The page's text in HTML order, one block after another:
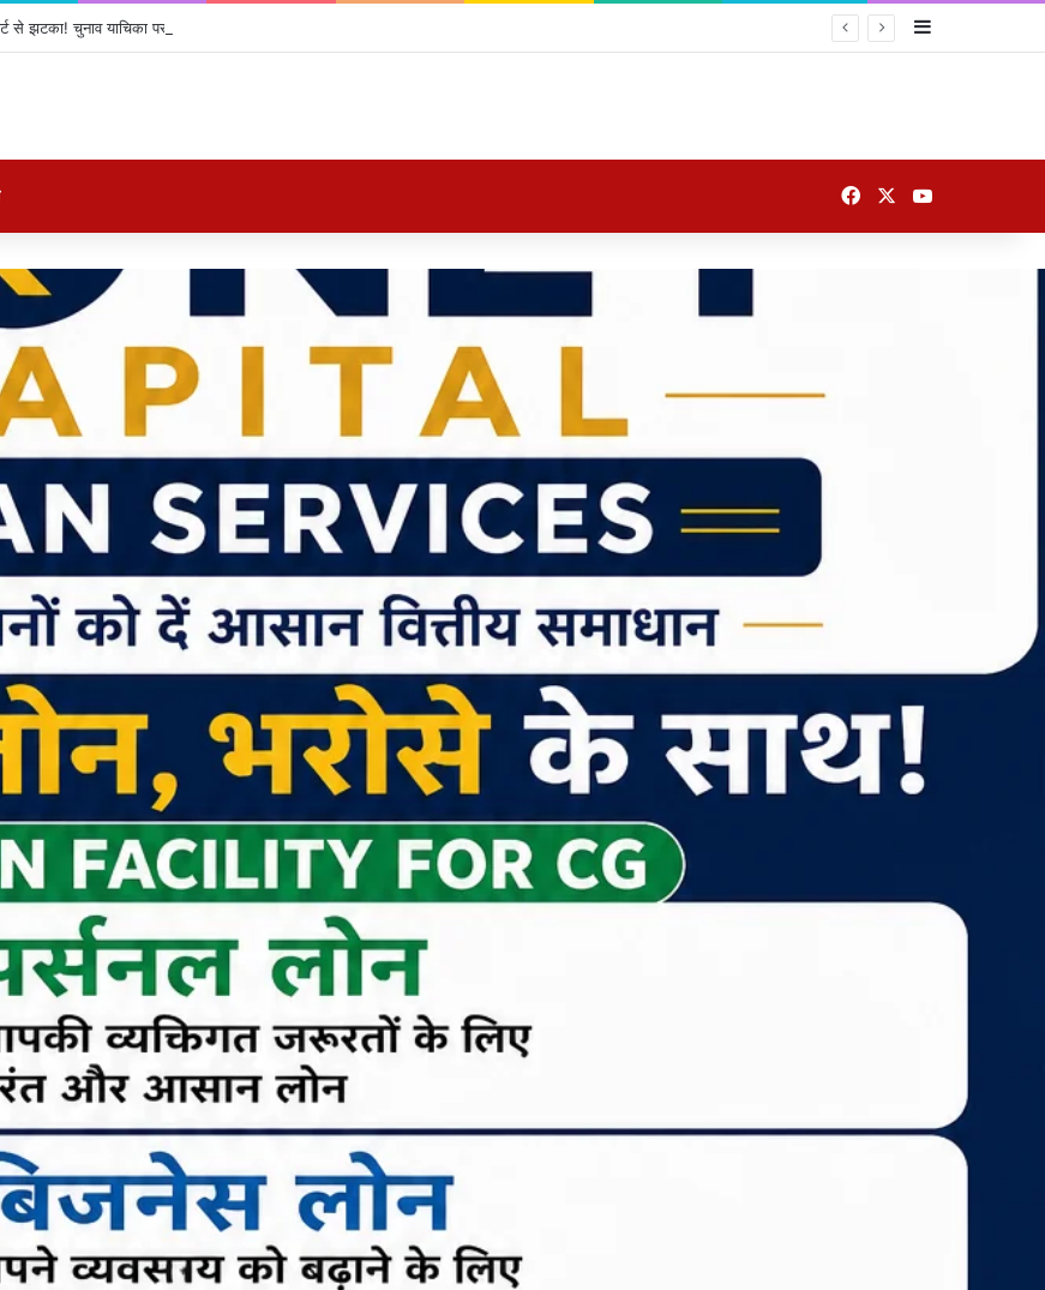
झटका! चुनाव याचिका पर होगी सुनवाई, जानें पूरा मामला Sidebar
FacebookYouTube